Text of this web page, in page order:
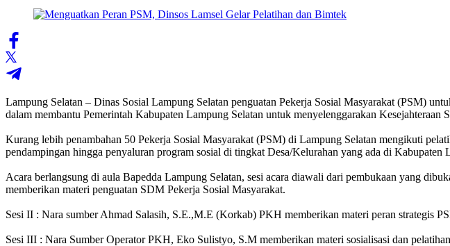
Lampung Selatan – Dinas Sosial Lampung Selatan penguatan Pekerja Sosial Masyarakat (PSM)
dalam membantu Pemerintah Kabupaten Lampung Selatan untuk menyelenggarakan Kesejahteraan
‎Kurang lebih penambahan 50 Pekerja Sosial Masyarakat (PSM) di Lampung Selatan mengikuti
pendampingan hingga penyaluran program sosial di tingkat Desa/Kelurahan yang ada di
‎Acara berlangsung di aula Bapedda Lampung Selatan, sesi acara diawali dari pembukaan yang
memberikan materi penguatan SDM Pekerja Sosial Masyarakat.
‎Sesi II : Nara sumber Ahmad Salasih, S.E.,M.E (Korkab) PKH memberikan materi peran strategis
‎Sesi III : Nara Sumber Operator PKH, Eko Sulistyo, S.M memberikan materi sosialisasi dan